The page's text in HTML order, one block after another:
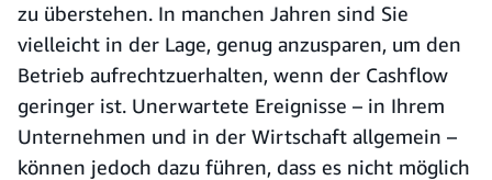
zu überstehen. In manchen Jahren sind Sie
vielleicht in der Lage, genug anzusparen, um den
Betrieb aufrechtzuerhalten, wenn der Cashflow
geringer ist. Unerwartete Ereignisse – in Ihrem
Unternehmen und in der Wirtschaft allgemein –
können jedoch dazu führen, dass es nicht möglich